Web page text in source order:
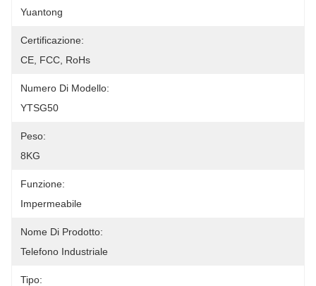
Yuantong
Certificazione:
CE, FCC, RoHs
Numero Di Modello:
YTSG50
Peso:
8KG
Funzione:
Impermeabile
Nome Di Prodotto:
Telefono Industriale
Tipo: